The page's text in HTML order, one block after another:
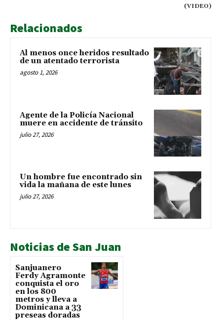
(VIDEO)
Relacionados
Al menos once heridos resultado
de un atentado terrorista
agosto 1, 2026
Agente de la Policía Nacional
muere en accidente de tránsito
julio 27, 2026
Un hombre fue encontrado sin
vida la mañana de este lunes
julio 27, 2026
Noticias de San Juan
Sanjuanero
Ferdy Agramonte
conquista el oro
en los 800
metros y lleva a
Dominicana a 33
preseas doradas